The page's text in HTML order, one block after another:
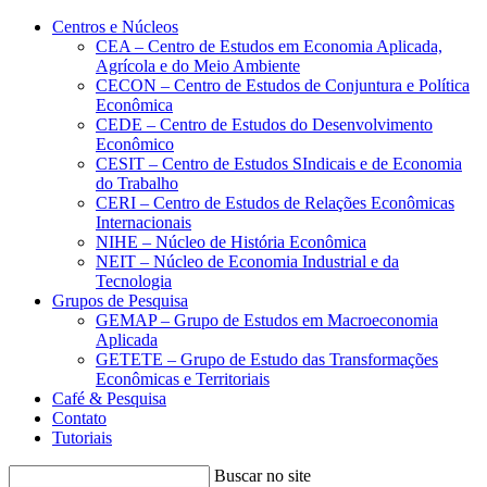
Conteúdo principal Menu principal
Centros e Núcleos
CEA – Centro de Estudos em Economia Aplicada,
Agrícola e do Meio Ambiente
CECON – Centro de Estudos de Conjuntura e Política
Econômica
CEDE – Centro de Estudos do Desenvolvimento
Econômico
CESIT – Centro de Estudos SIndicais e de Economia
do Trabalho
CERI – Centro de Estudos de Relações Econômicas
Internacionais
NIHE – Núcleo de História Econômica
NEIT – Núcleo de Economia Industrial e da
Tecnologia
Grupos de Pesquisa
GEMAP – Grupo de Estudos em Macroeconomia
Aplicada
GETETE – Grupo de Estudo das Transformações
Econômicas e Territoriais
Café & Pesquisa
Contato
Tutoriais
Buscar no site